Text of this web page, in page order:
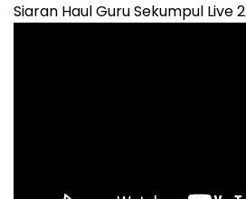
Siaran Haul Guru Sekumpul Live 2